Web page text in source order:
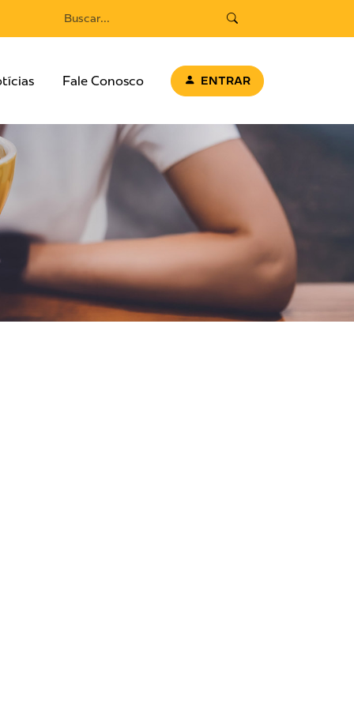
Fale Conosco ENTRAR